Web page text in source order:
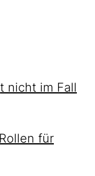
nicht im Fall
für